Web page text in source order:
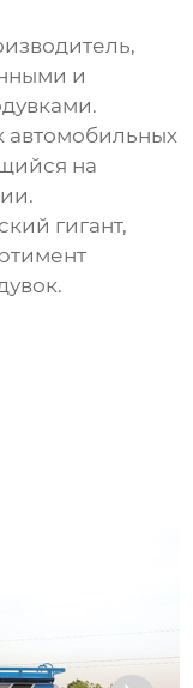
и
автомобильных
на
гигант,